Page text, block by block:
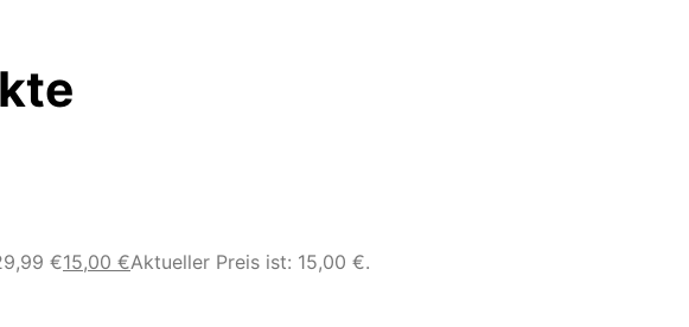
€15,00 €Aktueller Preis ist: 15,00 €.